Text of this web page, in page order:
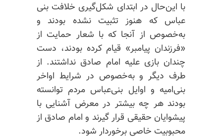
با این‌حال در ابتدای شکل‌گیری خلافت بنی
عباس که هنوز تثبیت نشده بودند و
به‌خصوص از آنجا که با شعار حمایت از
«فرزندان پیامبر» قیام کرده بودند، دست
چندان بازی علیه امام صادق نداشتند. از
طرف دیگر و به‌خصوص در شرایط اواخر
بنی‌امیه و اوایل بنی‌عباس مردم توانسته
بودند هر چه بیشتر در معرض آشنایی با
پیشوایان حقیقی قرار گیرند و امام صادق از
محبوبیت خاصی برخوردار شود.